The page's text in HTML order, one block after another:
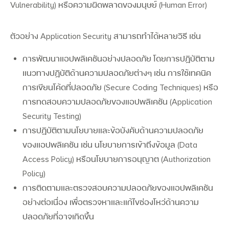
Search
Search
Vulnerability) หรือความผิดพลาดของมนุษย์ (Human Error)
ตัวอย่าง Application Security สามารถทำได้หลายวิธี เช่น
การพัฒนาแอปพลิเคชันอย่างปลอดภัย โดยการปฏิบัติตาม
แนวทางปฏิบัติด้านความปลอดภัยต่างๆ เช่น การใช้เทคนิค
การเขียนโค้ดที่ปลอดภัย (Secure Coding Techniques) หรือ
การทดสอบความปลอดภัยของแอปพลิเคชัน (Application
Security Testing)
การปฏิบัติตามนโยบายและข้อบังคับด้านความปลอดภัย
ของแอปพลิเคชัน เช่น นโยบายการเข้าถึงข้อมูล (Data
Access Policy) หรือนโยบายการอนุญาต (Authorization
Policy)
การติดตามและตรวจสอบความปลอดภัยของแอปพลิเคชัน
อย่างต่อเนื่อง เพื่อตรวจหาและแก้ไขช่องโหว่ด้านความ
ปลอดภัยที่อาจเกิดขึ้น